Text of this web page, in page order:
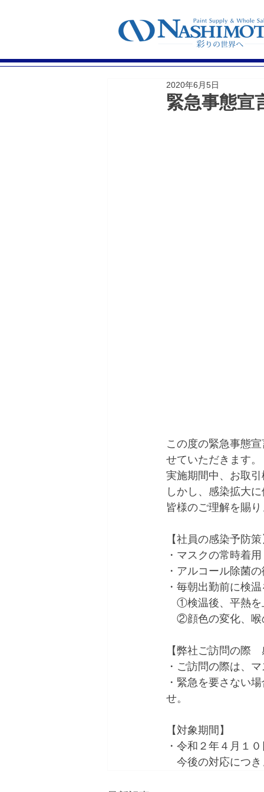
緊急事態宣
2020年6月5日
この度の緊急事態
せていただきます。
実施期間中、お取
しかし、感染拡大
皆様のご理解を賜
【社員の感染予防
・マスクの常時着用
・アルコール除菌
・毎朝出勤前に検
①検温後、平熱を
②顔色の変化、喉
【弊社ご訪問の際
・ご訪問の際は、
・緊急を要さない
せ。
【対象期間】
・令和２年４月１
今後の対応につき